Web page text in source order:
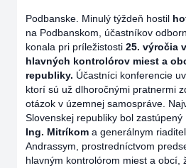
Podbanske. Minulý týždeň hostil
na Podbanskom, účastníkov
konala pri príležistosti 25. výročia
hlavných kontrolórov miest a
republiky. Účastníci konferencie
ktorí sú už dlhoročnými pratnermi
otázok v územnej samospráve.
Slovenskej republiky bol zastúpený
Ing. Mitríkom a generálnym
Andrassym, prostredníctvom
hlavným kontrolórom miest a obcí,